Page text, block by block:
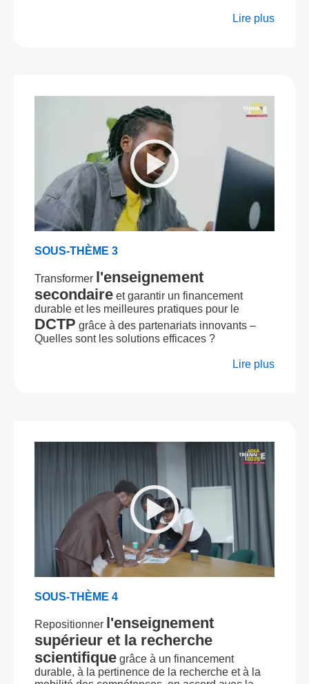
Lire plus
SOUS-THÈME 3
Transformer l'enseignement
secondaire et garantir un financement
durable et les meilleures pratiques pour le
DCTP grâce à des partenariats innovants –
Quelles sont les solutions efficaces ?
Lire plus
SOUS-THÈME 4
Repositionner l'enseignement
supérieur et la recherche
scientifique grâce à un financement
durable, à la pertinence de la recherche et à la